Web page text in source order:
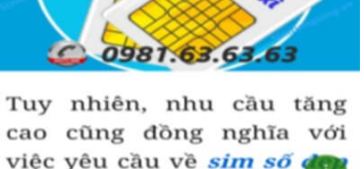
Hướng dẫn mua Sim Tứ Quý 2 tại
Simtiengiang.vn.
Sim Tiền Giang là đơn vị cung cấp
Tứ Quý, sim giá rẻ uy
tín chất lượng.
Chọn mua sim số đẹp thường mất nhiều thời gian ở khoản lựa số,